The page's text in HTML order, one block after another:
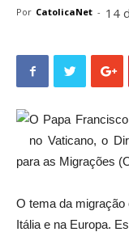
Por CatolicaNet - 14
O Papa
no Vaticano, o
para as Migrações
O tema da migração
Itália e na Europa.